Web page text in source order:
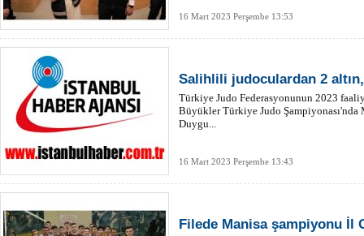
16 Mart 2023 Perşembe 13:53
Salihlili judoculardan 2
Türkiye Judo Federasyonunun 2023
Büyükler Türkiye Judo
Duygu...
16 Mart 2023 Perşembe 13:43
Filede Manisa şampiyonu İl